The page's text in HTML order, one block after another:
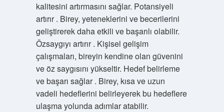
kalitesini artırmasını sağlar. Potansiyeli
artırır . Birey, yeteneklerini ve becerilerini
geliştirerek daha etkili ve başarılı olabilir.
Özsaygıyı artırır . Kişisel gelişim
çalışmaları, bireyin kendine olan güvenini
ve öz saygısını yükseltir. Hedef belirleme
ve başarı sağlar . Birey, kısa ve uzun
vadeli hedeflerini belirleyerek bu hedeflere
ulaşma yolunda adımlar atabilir.